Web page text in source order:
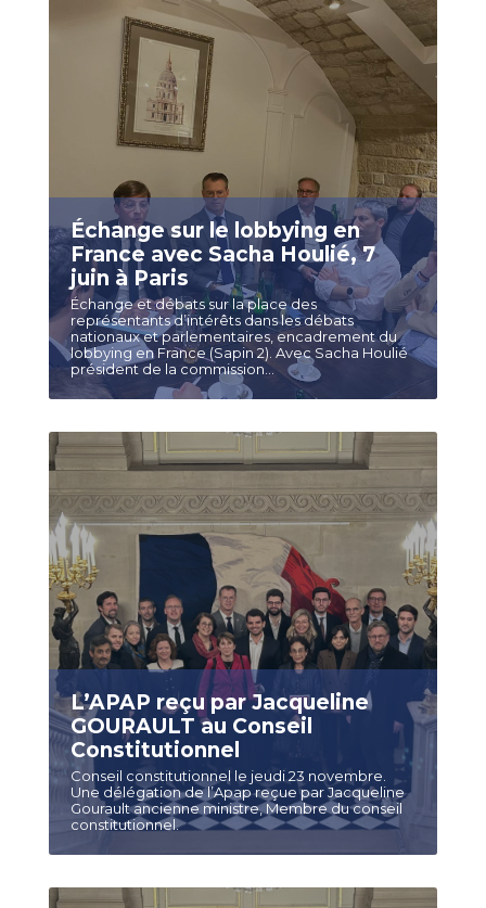
Échange sur le lobbying en
France avec Sacha Houlié, 7
juin à Paris
Échange et débats sur la place des
représentants d’intérêts dans les débats
nationaux et parlementaires, encadrement du
lobbying en France (Sapin 2). Avec Sacha Houlié
président de la commission...
L’APAP reçu par Jacqueline
GOURAULT au Conseil
Constitutionnel
Conseil constitutionnel le jeudi 23 novembre.
Une délégation de l’Apap reçue par Jacqueline
Gourault ancienne ministre, Membre du conseil
constitutionnel.